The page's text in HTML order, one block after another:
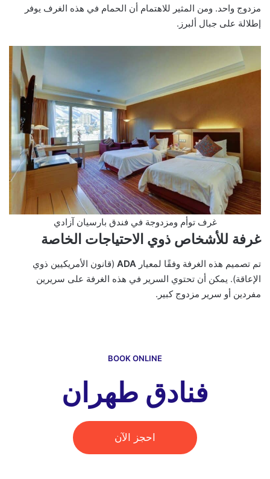
مزدوج واحد. ومن المثير للاهتمام أن الحمام في هذه الغرف يوفر
إطلالة على جبال ألبرز.
غرف توأم ومزدوجة في فندق بارسيان آزادي
غرفة للأشخاص ذوي الاحتياجات الخاصة
تم تصميم هذه الغرفة وفقًا لمعيار ADA (قانون الأمريكيين ذوي
الإعاقة). يمكن أن تحتوي السرير في هذه الغرفة على سريرين
مفردين أو سرير مزدوج كبير.
BOOK ONLINE
فنادق طهران
احجز الآن